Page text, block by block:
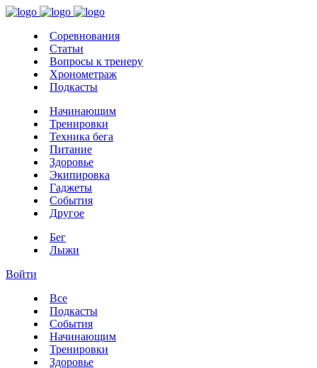
Соревнования
Статьи
Вопросы к тренеру
Хронометраж
Подкасты
Начинающим
Тренировки
Техника бега
Питание
Здоровье
Экипировка
Гаджеты
События
Другое
Бег
Лыжи
Войти
Все
Подкасты
События
Начинающим
Тренировки
Здоровье